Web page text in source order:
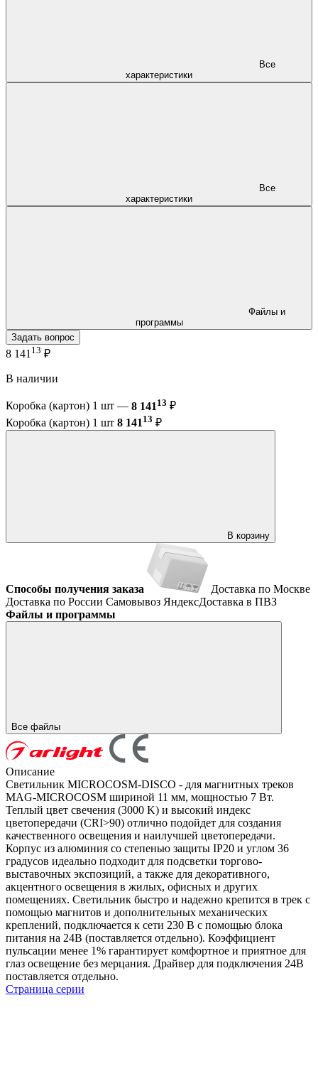
характеристики
характеристики
программы
Задать вопрос
8 141 13 ₽
В наличии
Коробка (картон) 1 шт — 8 141 13 ₽
Коробка (картон) 1 шт 8 141 13 ₽
В корзину
Способы получения заказа
Доставка по Москве
Доставка по России Самовывоз ЯндексДоставка в ПВЗ
Файлы и программы
Все файлы
Описание
Светильник MICROCOSM-DISCO - для магнитных треков
MAG-MICROCOSM шириной 11 мм, мощностью 7 Вт.
Теплый цвет свечения (3000 K) и высокий индекс
цветопередачи (CRI>90) отлично подойдет для создания
качественного освещения и наилучшей цветопередачи.
Корпус из алюминия со степенью защиты IP20 и углом 36
градусов идеально подходит для подсветки торгово-
выставочных экспозиций, а также для декоративного,
акцентного освещения в жилых, офисных и других
помещениях. Светильник быстро и надежно крепится в трек с
помощью магнитов и дополнительных механических
креплений, подключается к сети 230 В с помощью блока
питания на 24В (поставляется отдельно). Коэффициент
пульсации менее 1% гарантирует комфортное и приятное для
глаз освещение без мерцания. Драйвер для подключения 24В
поставляется отдельно.
Страница серии